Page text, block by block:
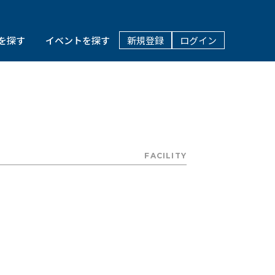
探す イベントを探す 新規登録 ログイン
FACILITY